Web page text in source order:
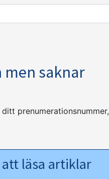
men saknar
prenumerationsnummer,
att läsa artiklar